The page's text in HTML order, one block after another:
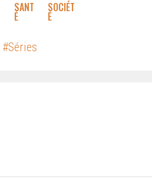
SANT
É
SOCIÉT
É
#Séries